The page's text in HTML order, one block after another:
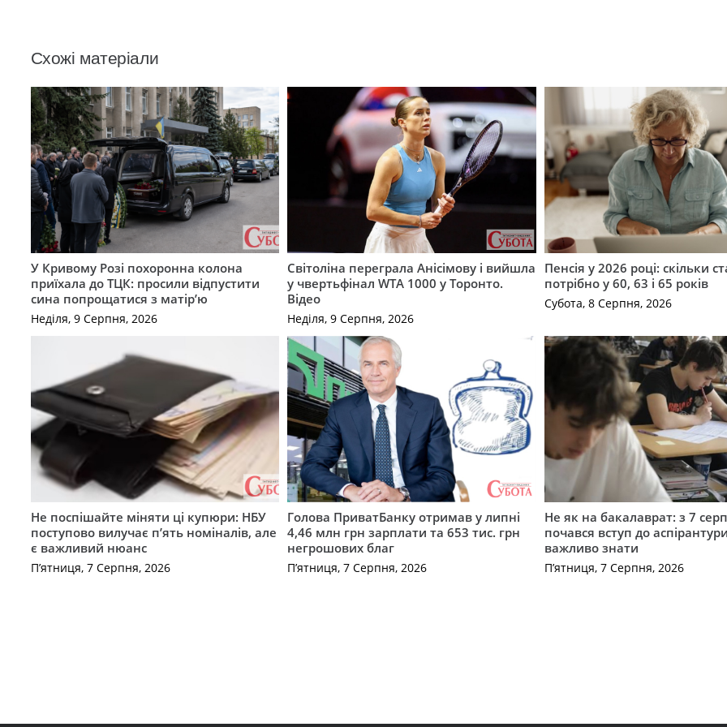
Схожі матеріали
У Кривому Розі похоронна колона
приїхала до ТЦК: просили відпустити
сина попрощатися з матір’ю
Неділя, 9 Серпня, 2026
Світоліна переграла Анісімову і вийшла
у чвертьфінал WTA 1000 у Торонто.
Відео
Неділя, 9 Серпня, 2026
Пенсія у 2026 році: скільки
потрібно у 60, 63 і 65 років
Субота, 8 Серпня, 2026
Не поспішайте міняти ці купюри: НБУ
поступово вилучає п’ять номіналів, але
є важливий нюанс
П’ятниця, 7 Серпня, 2026
Голова ПриватБанку отримав у липні
4,46 млн грн зарплати та 653 тис. грн
негрошових благ
П’ятниця, 7 Серпня, 2026
Не як на бакалаврат: з 7
почався вступ до
важливо знати
П’ятниця, 7 Серпня, 2026